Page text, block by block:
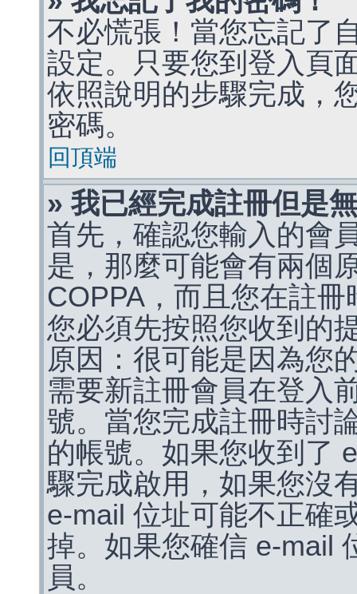
不必慌張！當您忘記了
設定。只要您到登入頁
依照說明的步驟完成，
密碼。
回頂端
» 我已經完成註冊但是
首先，確認您輸入的會
是，那麼可能會有兩個
COPPA，而且您在註
您必須先按照您收到的
原因：很可能是因為您
需要新註冊會員在登入
號。當您完成註冊時討
的帳號。如果您收到了
驟完成啟用，如果您沒
e-mail 位址可能不正確
掉。如果您確信 e-mail
員。